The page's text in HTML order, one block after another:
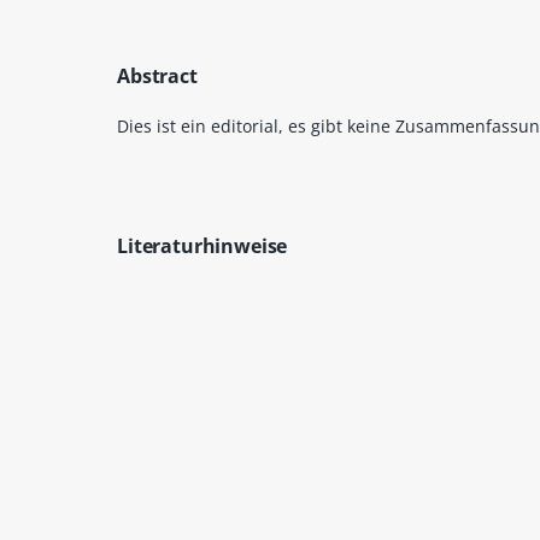
Abstract
Dies ist ein editorial, es gibt keine
Literaturhinweise